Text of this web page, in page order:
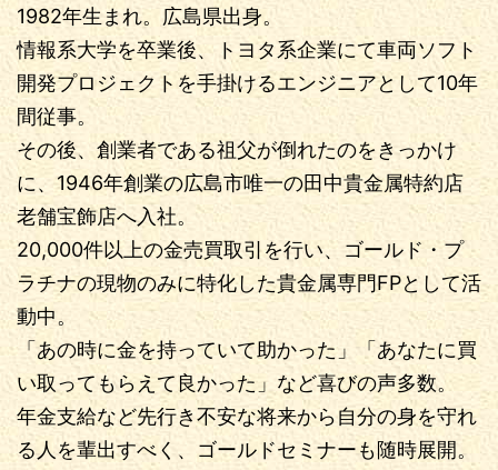
1982年生まれ。広島県出身。
情報系大学を卒業後、トヨタ系企業にて車両ソフト
開発プロジェクトを手掛けるエンジニアとして10年
間従事。
その後、創業者である祖父が倒れたのをきっかけ
に、1946年創業の広島市唯一の田中貴金属特約店
老舗宝飾店へ入社。
20,000件以上の金売買取引を行い、ゴールド・プ
ラチナの現物のみに特化した貴金属専門FPとして活
動中。
「あの時に金を持っていて助かった」「あなたに買
い取ってもらえて良かった」など喜びの声多数。
年金支給など先行き不安な将来から自分の身を守れ
る人を輩出すべく、ゴールドセミナーも随時展開。